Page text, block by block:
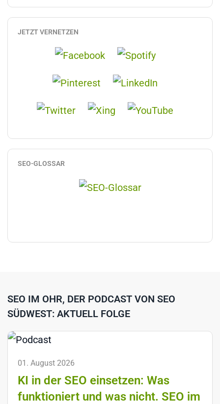
JETZT VERNETZEN
SEO-GLOSSAR
SEO IM OHR, DER PODCAST VON SEO
SÜDWEST: AKTUELL FOLGE
01. August 2026
KI in der SEO einsetzen: Was
funktioniert und was nicht. SEO im